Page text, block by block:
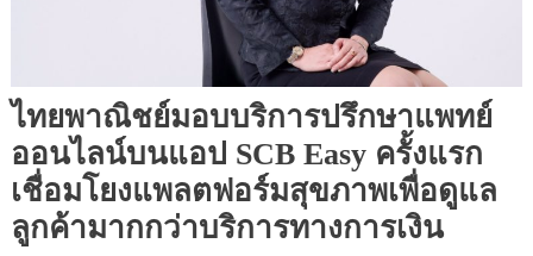
ไทยพาณิชย์มอบบริการปรึกษาแพทย์
ออนไลน์บนแอป SCB Easy ครั้งแรก
เชื่อมโยงแพลตฟอร์มสุขภาพเพื่อดูแล
ลูกค้ามากกว่าบริการทางการเงิน